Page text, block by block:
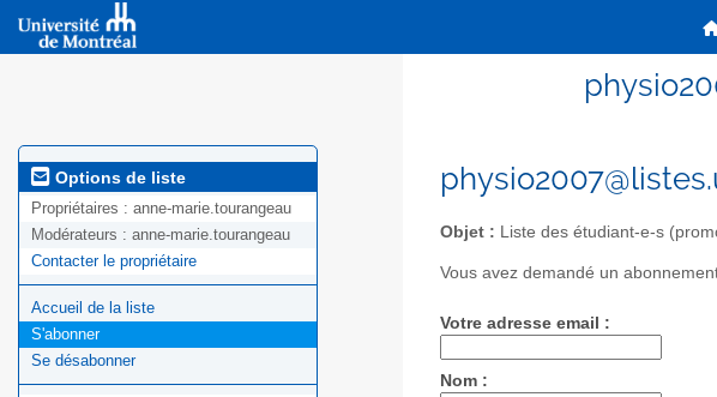
Options de liste
Propriétaires : anne-marie.tourangeau
Modérateurs : anne-marie.tourangeau
Contacter le propriétaire
Accueil de la liste
S'abonner
Se désabonner
Objet : Liste des étudiant-e-s
Vous avez demandé un
Votre adresse email :
Nom :